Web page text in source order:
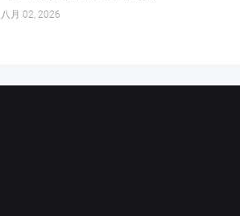
八月 02, 2026